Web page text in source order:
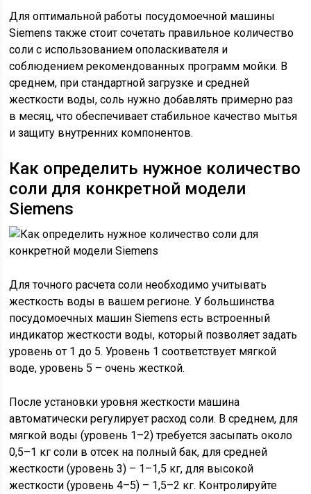
Для оптимальной работы посудомоечной машины
Siemens также стоит сочетать правильное количество
соли с использованием ополаскивателя и
соблюдением рекомендованных программ мойки. В
среднем, при стандартной загрузке и средней
жесткости воды, соль нужно добавлять примерно раз
в месяц, что обеспечивает стабильное качество мытья
и защиту внутренних компонентов.
Как определить нужное количество
соли для конкретной модели
Siemens
Для точного расчета соли необходимо учитывать
жесткость воды в вашем регионе. У большинства
посудомоечных машин Siemens есть встроенный
индикатор жесткости воды, который позволяет задать
уровень от 1 до 5. Уровень 1 соответствует мягкой
воде, уровень 5 – очень жесткой.
После установки уровня жесткости машина
автоматически регулирует расход соли. В среднем, для
мягкой воды (уровень 1–2) требуется засыпать около
0,5–1 кг соли в отсек на полный бак, для средней
жесткости (уровень 3) – 1–1,5 кг, для высокой
жесткости (уровень 4–5) – 1,5–2 кг. Контролируйте